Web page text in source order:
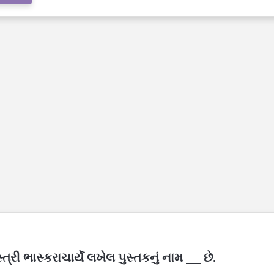
ભાસ્કરાચાર્યે લખેલ પુસ્તકનું નામ ___ છે.